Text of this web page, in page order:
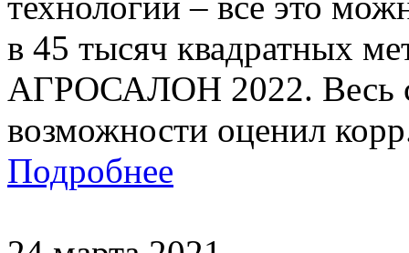
в 45 тысяч квадратных
АГРОСАЛОН 2022. Весь
возможности оценил
Подробнее